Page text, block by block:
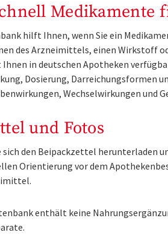
Medikamente
hilft Ihnen, wenn Sie ein
des Arzneimittels, einen Wirkstoff
in deutschen Apotheken
Dosierung, Darreichungsformen
Wechselwirkungen und
und Fotos
sich den Beipackzettel herunterladen
Orientierung vor dem
enthält keine